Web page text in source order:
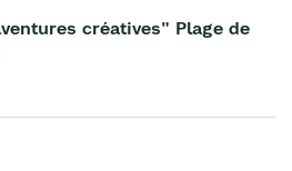
créatives" Plage de